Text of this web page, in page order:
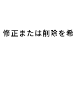
正または削除